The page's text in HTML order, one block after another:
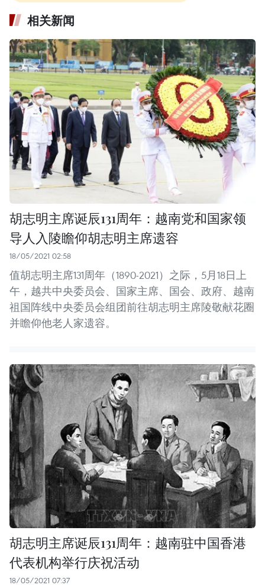
相关新闻
胡志明主席诞辰131周年：越南党和国家领
导人入陵瞻仰胡志明主席遗容
18/05/2021 02:58
值胡志明主席131周年（1890-2021）之际，5月18日上
午，越共中央委员会、国家主席、国会、政府、越南
祖国阵线中央委员会组团前往胡志明主席陵敬献花圈
并瞻仰他老人家遗容。
胡志明主席诞辰131周年：越南驻中国香港
代表机构举行庆祝活动
18/05/2021 07:37